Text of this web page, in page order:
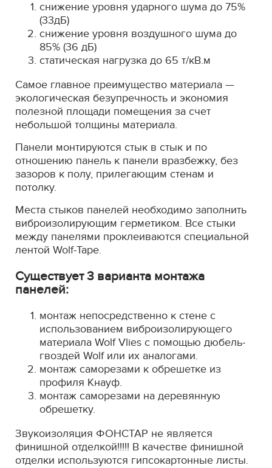
снижение уровня ударного шума до 75%
(33дБ)
снижение уровня воздушного шума до
85% (36 дБ)
статическая нагрузка до 65 т/кВ.м
Самое главное преимущество материала —
экологическая безупречность и экономия
полезной площади помещения за счет
небольшой толщины материала.
Панели монтируются стык в стык и по
отношению панель к панели вразбежку, без
зазоров к полу, прилегающим стенам и
потолку.
Места стыков панелей необходимо заполнить
виброизолирующим герметиком. Все стыки
между панелями проклеиваются специальной
лентой Wolf-Tape.
Существует 3 варианта монтажа
панелей:
монтаж непосредственно к стене с
использованием виброизолирующего
материала Wolf Vlies с помощью дюбель-
гвоздей Wolf или их аналогами.
монтаж саморезами к обрешетке из
профиля Кнауф.
монтаж саморезами на деревянную
обрешетку.
Звукоизоляция ФОНСТАР не является
финишной отделкой!!!!! В качестве финишной
отделки используются гипсокартонные листы.